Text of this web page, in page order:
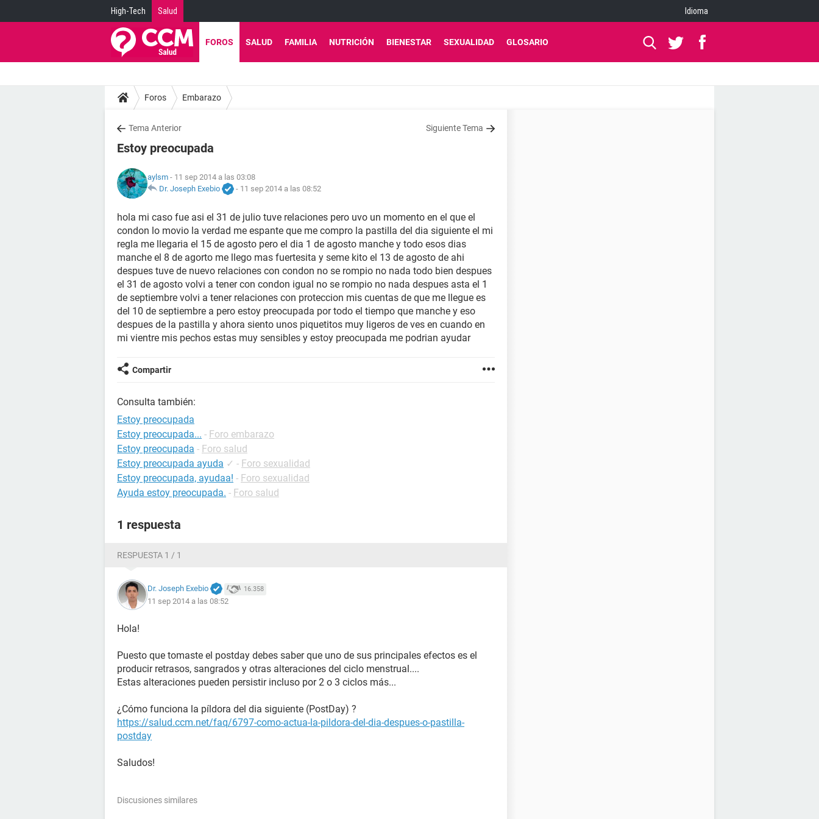
High-Tech Salud Idioma
FOROS SALUD FAMILIA NUTRICIÓN BIENESTAR SEXUALIDAD GLOSARIO
Foros Embarazo
Tema Anterior Siguiente Tema
Estoy preocupada
aylsm - 11 sep 2014 a las 03:08
Dr. Joseph Exebio
- 11 sep 2014 a las 08:52
hola mi caso fue asi el 31 de julio tuve relaciones pero uvo un momento en el que el
condon lo movio la verdad me espante que me compro la pastilla del dia siguiente el mi
regla me llegaria el 15 de agosto pero el dia 1 de agosto manche y todo esos dias
manche el 8 de agorto me llego mas fuertesita y seme kito el 13 de agosto de ahi
despues tuve de nuevo relaciones con condon no se rompio no nada todo bien despues
el 31 de agosto volvi a tener con condon igual no se rompio no nada despues asta el 1
de septiembre volvi a tener relaciones con proteccion mis cuentas de que me llegue es
del 10 de septiembre a pero estoy preocupada por todo el tiempo que manche y eso
despues de la pastilla y ahora siento unos piquetitos muy ligeros de ves en cuando en
mi vientre mis pechos estas muy sensibles y estoy preocupada me podrian ayudar
Compartir
Consulta también:
Estoy preocupada
Estoy preocupada... - Foro embarazo
Estoy preocupada - Foro salud
Estoy preocupada ayuda ✓ - Foro sexualidad
Estoy preocupada, ayudaa! - Foro sexualidad
Ayuda estoy preocupada. - Foro salud
1 respuesta
RESPUESTA 1 / 1
Dr. Joseph Exebio 16.358
11 sep 2014 a las 08:52
Hola!
Puesto que tomaste el postday debes saber que uno de sus principales efectos es el
producir retrasos, sangrados y otras alteraciones del ciclo menstrual....
Estas alteraciones pueden persistir incluso por 2 o 3 ciclos más...
¿Cómo funciona la píldora del dia siguiente (PostDay) ?
https://salud.ccm.net/faq/6797-como-actua-la-pildora-del-dia-despues-o-pastilla-
postday
Saludos!
Discusiones similares